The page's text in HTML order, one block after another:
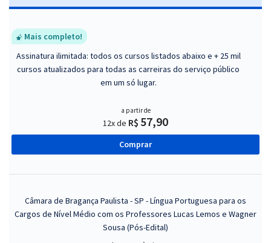
Mais completo!
Assinatura ilimitada: todos os cursos listados abaixo e + 25 mil
cursos atualizados para todas as carreiras do serviço público
em um só lugar.
a partir de
12x de R$ 57,90
Comprar
Câmara de Bragança Paulista - SP - Língua Portuguesa para os
Cargos de Nível Médio com os Professores Lucas Lemos e Wagner
Sousa (Pós-Edital)